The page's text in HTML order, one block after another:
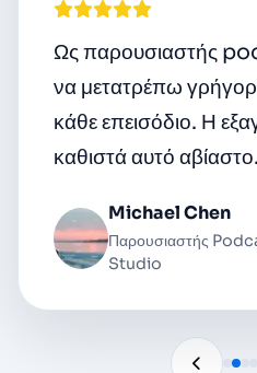
Ως παρουσιαστής
να μετατρέπω
κάθε επεισόδιο. Η
καθιστά αυτό αβίαστο.
Michael Chen
Παρουσιαστής
Studio